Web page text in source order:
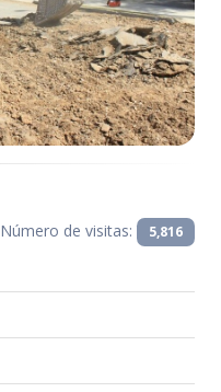
Número de visitas: 5,816